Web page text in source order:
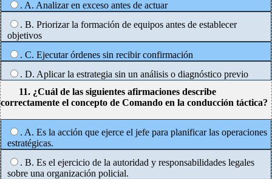
. A. Analizar en exceso antes de actuar
. B. Priorizar la formación de equipos antes de establecer
objetivos
. C. Ejecutar órdenes sin recibir confirmación
. D. Aplicar la estrategia sin un análisis o diagnóstico previo
11. ¿Cuál de las siguientes afirmaciones describe
correctamente el concepto de Comando en la conducción táctica?
. A. Es la acción que ejerce el jefe para planificar las operaciones
estratégicas.
. B. Es el ejercicio de la autoridad y responsabilidades legales
sobre una organización policial.